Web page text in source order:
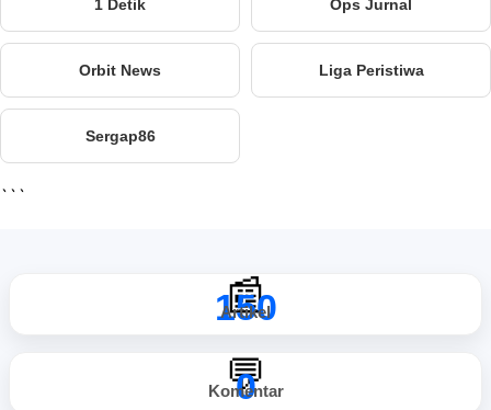
1 Detik Ops Jurnal
Orbit News Liga Peristiwa
Sergap86
```
📰
150
Artikel
💬
0
Komentar